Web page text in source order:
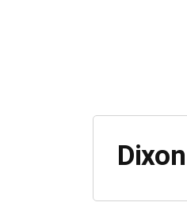
Dixon